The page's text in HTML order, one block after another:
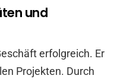
und
erfolgreich. Er
Projekten. Durch